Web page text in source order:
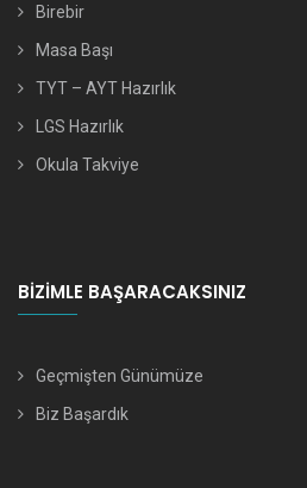
Birebir
Masa Başı
TYT – AYT Hazırlık
LGS Hazırlık
Okula Takviye
BIZIMLE BAŞARACAKSINIZ
Geçmişten Günümüze
Biz Başardık